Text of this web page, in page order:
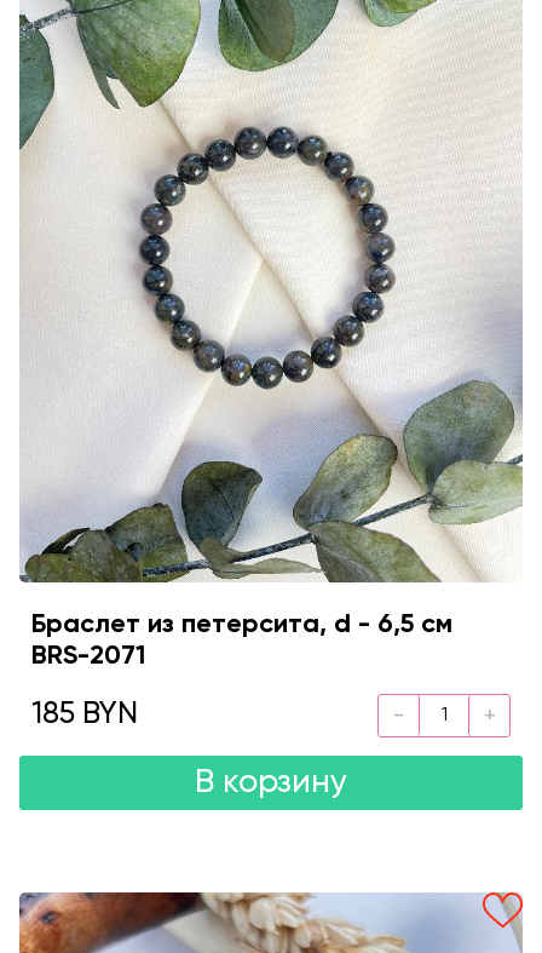
Браслет из петерсита, d - 6,5 см
BRS-2071
185 BYN
В корзину